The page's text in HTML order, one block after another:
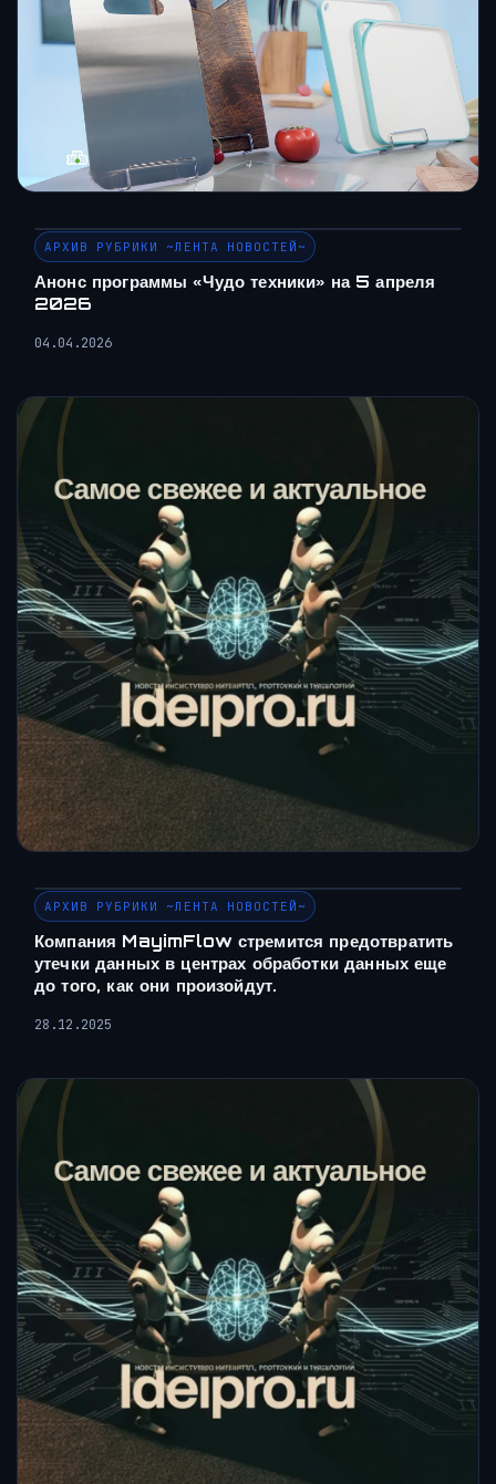
АРХИВ РУБРИКИ ~ЛЕНТА НОВОСТЕЙ~
Анонс программы «Чудо техники» на 5 апреля
2026
04.04.2026
АРХИВ РУБРИКИ ~ЛЕНТА НОВОСТЕЙ~
Компания MayimFlow стремится предотвратить
утечки данных в центрах обработки данных еще
до того, как они произойдут.
28.12.2025